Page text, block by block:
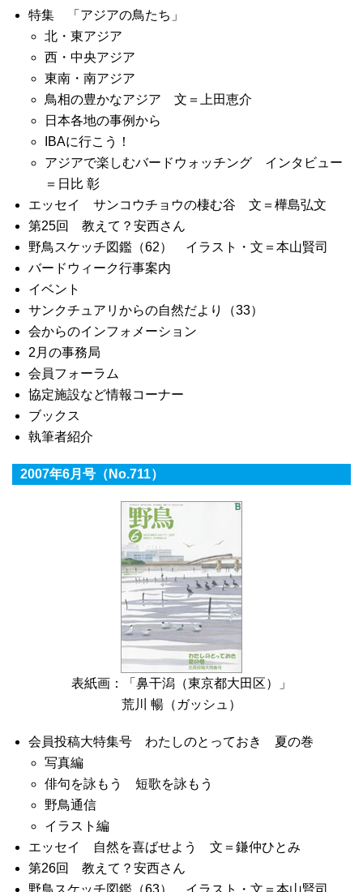
特集 「アジアの鳥たち」
北・東アジア
西・中央アジア
東南・南アジア
鳥相の豊かなアジア 文＝上田恵介
日本各地の事例から
IBAに行こう！
アジアで楽しむバードウォッチング インタビュー
＝日比 彰
エッセイ サンコウチョウの棲む谷 文＝樺島弘文
第25回 教えて？安西さん
野鳥スケッチ図鑑（62） イラスト・文＝本山賢司
バードウィーク行事案内
イベント
サンクチュアリからの自然だより（33）
会からのインフォメーション
2月の事務局
会員フォーラム
協定施設など情報コーナー
ブックス
執筆者紹介
2007年6月号（No.711）
表紙画：「鼻干潟（東京都大田区）」
荒川 暢（ガッシュ）
会員投稿大特集号 わたしのとっておき 夏の巻
写真編
俳句を詠もう 短歌を詠もう
野鳥通信
イラスト編
エッセイ 自然を喜ばせよう 文＝鎌仲ひとみ
第26回 教えて？安西さん
野鳥スケッチ図鑑（63） イラスト・文＝本山賢司